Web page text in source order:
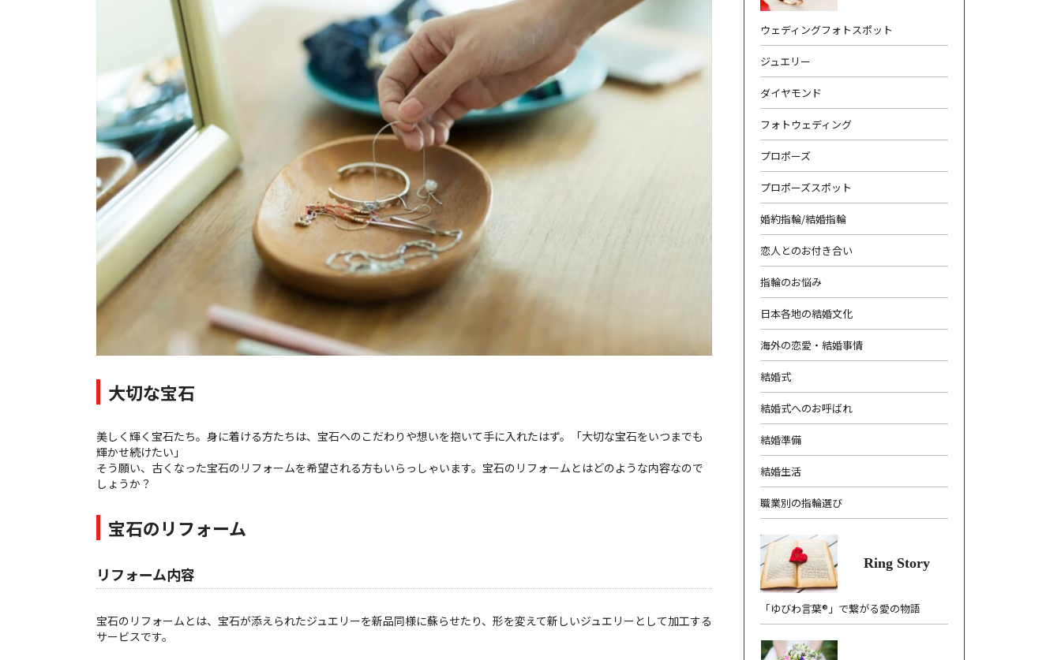
結婚指輪
パーフェクト
セットリング
オンラインショールーム
来店予約について
よくあるご質問 | 会社概要 プライバシーポリシー
大切な宝石
美しく輝く宝石たち。身に着ける方たちは、宝石へのこだわりや想いを抱いて手に入れたはず。「大切な宝石をいつまでも
輝かせ続けたい」
そう願い、古くなった宝石のリフォームを希望される方もいらっしゃいます。宝石のリフォームとはどのような内容なので
しょうか？
宝石のリフォーム
リフォーム内容
宝石のリフォームとは、宝石が添えられたジュエリーを新品同様に蘇らせたり、形を変えて新しいジュエリーとして加工する
サービスです。
ウェディングフォトスポット
ジュエリー
ダイヤモンド
フォトウェディング
プロポーズ
プロポーズスポット
婚約指輪/結婚指輪
恋人とのお付き合い
指輪のお悩み
日本各地の結婚文化
海外の恋愛・結婚事情
結婚式
結婚式へのお呼ばれ
結婚準備
結婚生活
職業別の指輪選び
Ring Story
「ゆびわ言葉®」で繋がる愛の物語